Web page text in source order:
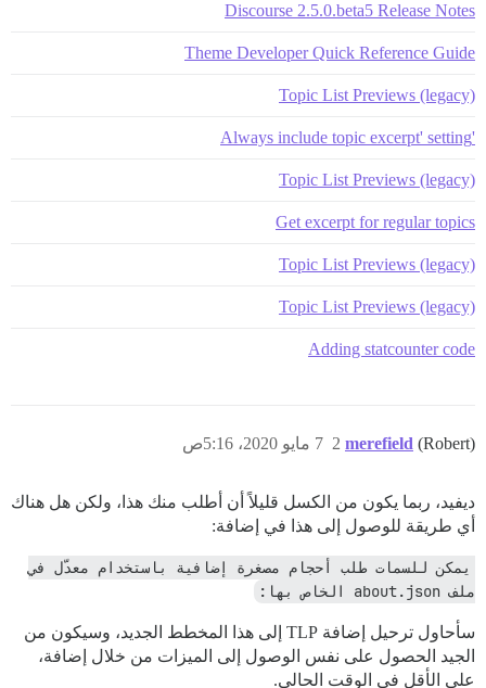
Discourse 2.5.0.beta5 Release Notes
Theme Developer Quick Reference Guide
Topic List Previews (legacy)
'Always include topic excerpt' setting
Topic List Previews (legacy)
Get excerpt for regular topics
Topic List Previews (legacy)
Topic List Previews (legacy)
Adding statcounter code
merefield (Robert) 7 مايو 2020، 5:16ص 2
ديفيد، ربما يكون من الكسل قليلاً أن أطلب منك هذا، ولكن هل هناك
أي طريقة للوصول إلى هذا في إضافة:
يمكن للسمات طلب أحجام مصغرة إضافية باستخدام معدّل في
ملف about.json الخاص بها:
سأحاول ترحيل إضافة TLP إلى هذا المخطط الجديد، وسيكون من
الجيد الحصول على نفس الوصول إلى الميزات من خلال إضافة،
على الأقل في الوقت الحالي.